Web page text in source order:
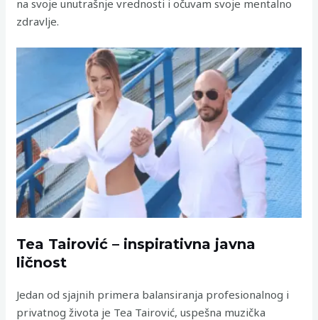
na svoje unutrašnje vrednosti i očuvam svoje mentalno
zdravlje.
Tea Tairović – inspirativna javna
ličnost
Jedan od sjajnih primera balansiranja profesionalnog i
privatnog života je Tea Tairović, uspešna muzička